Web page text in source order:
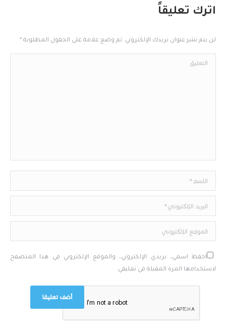
اترك تعليقاً
لن يتم نشر عنوان بريدك الإلكتروني. تم وضع علامة على الحقول المطلوبة *
التعليق
البريد الإلكتروني*
الموقع الإلكتروني
احفظ اسمي، بريدي الإلكتروني، والموقع الإلكتروني في هذا المتصفح
لاستخدامها المرة المقبلة في تعليقي.
أضف تعليقا